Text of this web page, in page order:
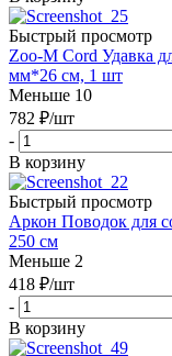
Быстрый просмотр
Zoo-M Cord Удавка
мм*26 см, 1 шт
Меньше 10
782 ₽/шт
-
В корзину
Быстрый просмотр
Аркон Поводок для
250 см
Меньше 2
418 ₽/шт
-
В корзину